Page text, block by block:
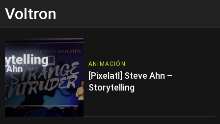
Voltron
ANIMACIÓN
[Pixelatl] Steve Ahn –
Storytelling